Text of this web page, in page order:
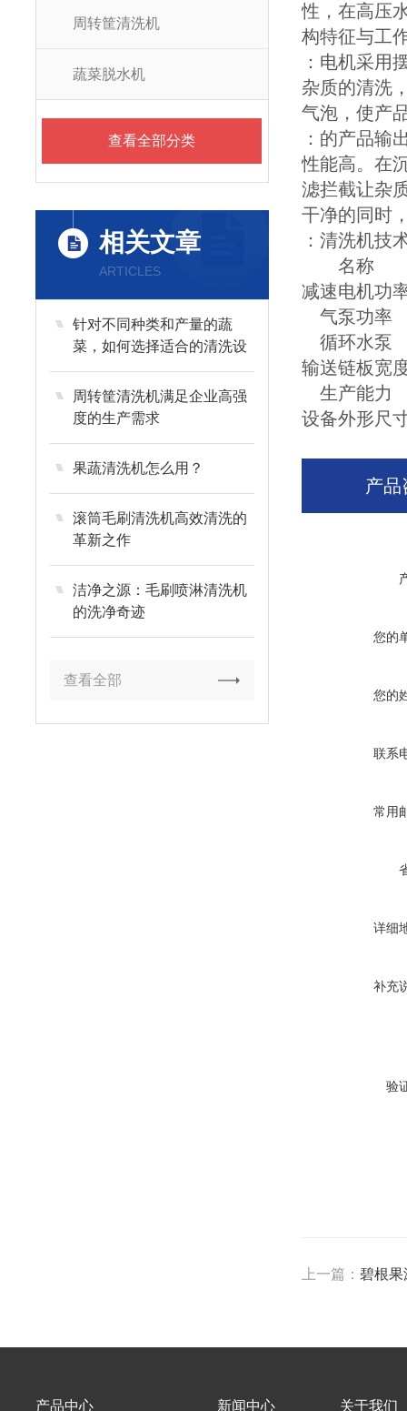
周转筐清洗机
蔬菜脱水机
查看全部分类
相关文章
ARTICLES
针对不同种类和产量的蔬
菜，如何选择适合的清洗设
备？
周转筐清洗机满足企业高强
度的生产需求
果蔬清洗机怎么用？
滚筒毛刷清洗机高效清洗的
革新之作
洁净之源：毛刷喷淋清洗机
的洗净奇迹
查看全部
性，在高压
构特征与工
：电机采用
杂质的清洗
气泡，使产
：的产品输
性能高。在
滤拦截让杂
干净的同时
：清洗机技
名称
减速电机功
气泵功率
循环水泵
输送链板宽
生产能力
设备外形尺
产品
您的
您的
联系
常用
详细
补充
验
上一篇： 碧根
产品中心 新闻中心 关于我们